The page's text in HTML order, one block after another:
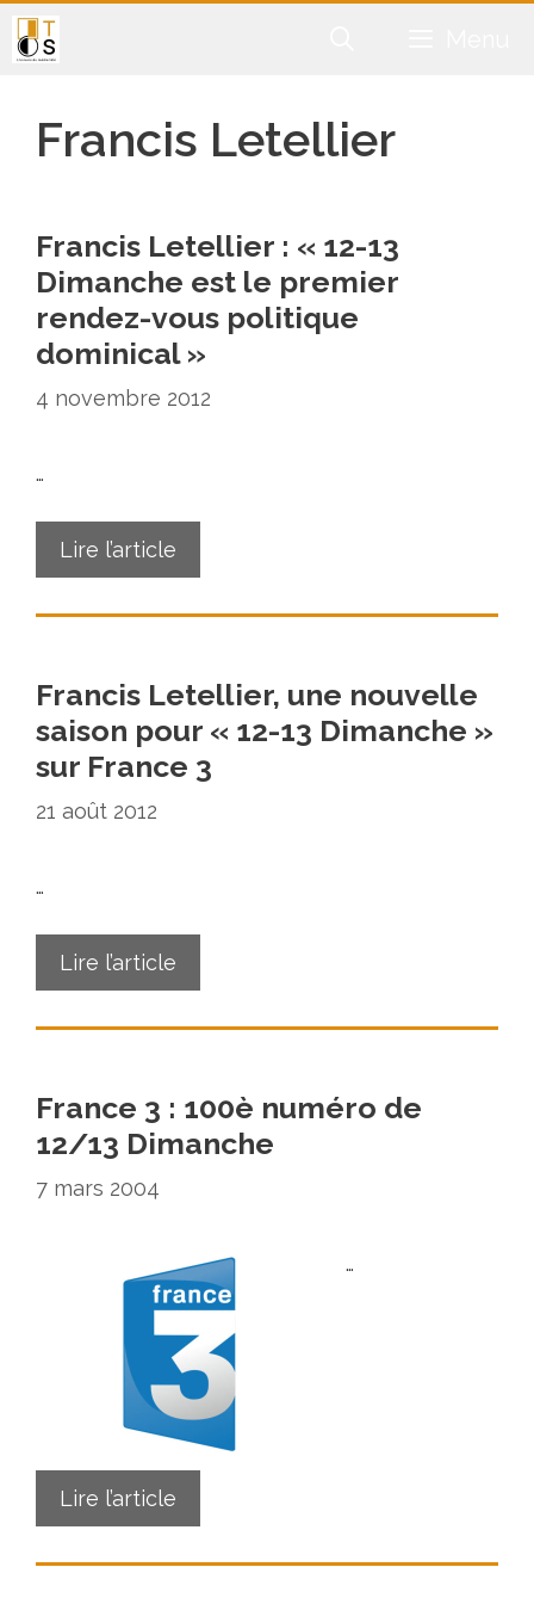
Aller
au
Francis Letellier
Francis Letellier : « 12-13
Dimanche est le premier
rendez-vous politique
dominical »
4 novembre 2012
…
Lire l’article
Francis Letellier, une nouvelle
saison pour « 12-13 Dimanche »
sur France 3
21 août 2012
…
Lire l’article
France 3 : 100è numéro de
12/13 Dimanche
7 mars 2004
…
Lire l’article